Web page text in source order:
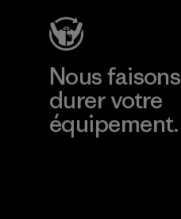
Nous faisons
durer votre
équipement.